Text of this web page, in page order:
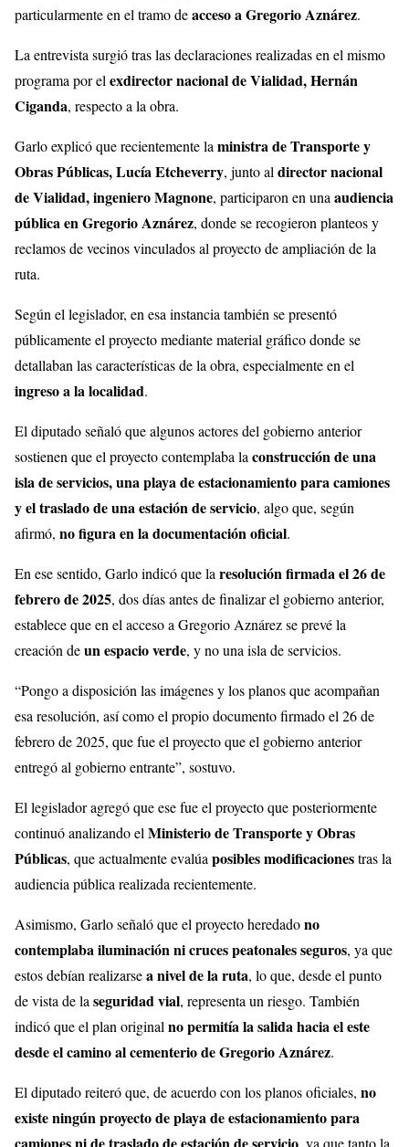
particularmente en el tramo deacceso a Gregorio Aznárez.
La entrevista surgió tras las declaraciones realizadas en el mismo
programa por el exdirector nacional de Vialidad, Hernán
Ciganda, respecto a la obra.
Garlo explicó que recientemente la ministra de Transporte y
Obras Públicas, Lucía Etcheverry, junto al director nacional
de Vialidad, ingeniero Magnone, participaron en una audiencia
pública en Gregorio Aznárez, donde se recogieron planteos y
reclamos de vecinos vinculados al proyecto de ampliación de la
ruta.
Según el legislador, en esa instancia también se presentó
públicamente el proyecto mediante material gráfico donde se
detallaban las características de la obra, especialmente en el
ingreso a la localidad.
El diputado señaló que algunos actores del gobierno anterior
sostienen que el proyecto contemplaba la construcción de una
isla de servicios, una playa de estacionamiento para camiones
y el traslado de una estación de servicio, algo que, según
afirmó, no figura en la documentación oficial.
En ese sentido, Garlo indicó que la resolución firmada el 26 de
febrero de 2025, dos días antes de finalizar el gobierno anterior,
establece que en el acceso a Gregorio Aznárez se prevé la
creación deun espacio verde, y no una isla de servicios.
“Pongo a disposición las imágenes y los planos que acompañan
esa resolución, así como el propio documento firmado el 26 de
febrero de 2025, que fue el proyecto que el gobierno anterior
entregó al gobierno entrante”, sostuvo.
El legislador agregó que ese fue el proyecto que posteriormente
continuó analizando el Ministerio de Transporte y Obras
Públicas, que actualmente evalúa posibles modificacionestras la
audiencia pública realizada recientemente.
Asimismo, Garlo señaló que el proyecto heredadono
contemplaba iluminación ni cruces peatonales seguros, ya que
estos debían realizarsea nivel de la ruta, lo que, desde el punto
de vista de la seguridad vial, representa un riesgo. También
indicó que el plan original no permitía la salida hacia el este
desde el camino al cementerio de Gregorio Aznárez.
El diputado reiteró que, de acuerdo con los planos oficiales, no
existe ningún proyecto de playa de estacionamiento para
, ya que tanto la